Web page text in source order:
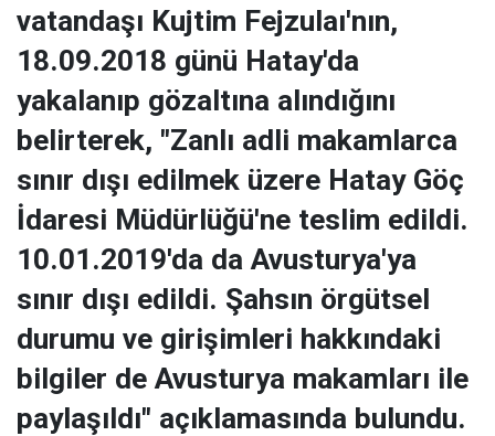
vatandaşı Kujtim Fejzulaı'nın,
18.09.2018 günü Hatay'da
yakalanıp gözaltına alındığını
belirterek, "Zanlı adli makamlarca
sınır dışı edilmek üzere Hatay Göç
İdaresi Müdürlüğü'ne teslim edildi.
10.01.2019'da da Avusturya'ya
sınır dışı edildi. Şahsın örgütsel
durumu ve girişimleri hakkındaki
bilgiler de Avusturya makamları ile
paylaşıldı" açıklamasında bulundu.